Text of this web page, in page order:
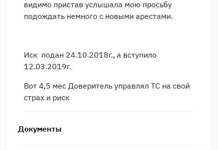
видимо пристав услышала мою просьбу
подождать немного с новыми арестами.
Иск подан 24.10.2018г., а вступило
12.03.2019г.
Вот 4,5 мес Доверитель управлял ТС на свой
страх и риск
Документы